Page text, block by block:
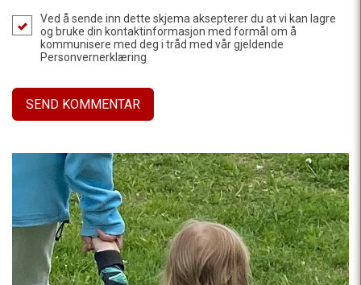
Ved å sende inn dette skjema aksepterer du at vi kan lagre
og bruke din kontaktinformasjon med formål om å
kommunisere med deg i tråd med vår gjeldende
Personvernerklæring